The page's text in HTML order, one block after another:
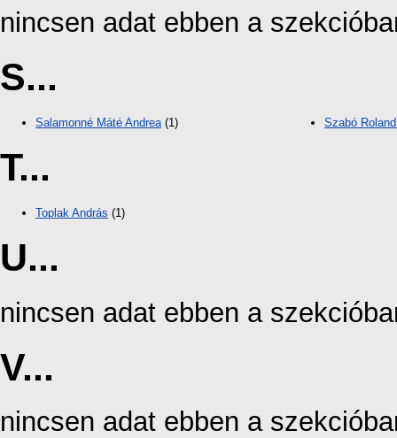
nincsen adat ebben a
S...
Salamonné Máté Andrea(1) Szabó
T...
Toplak András (1)
U...
nincsen adat ebben a
V...
nincsen adat ebben a